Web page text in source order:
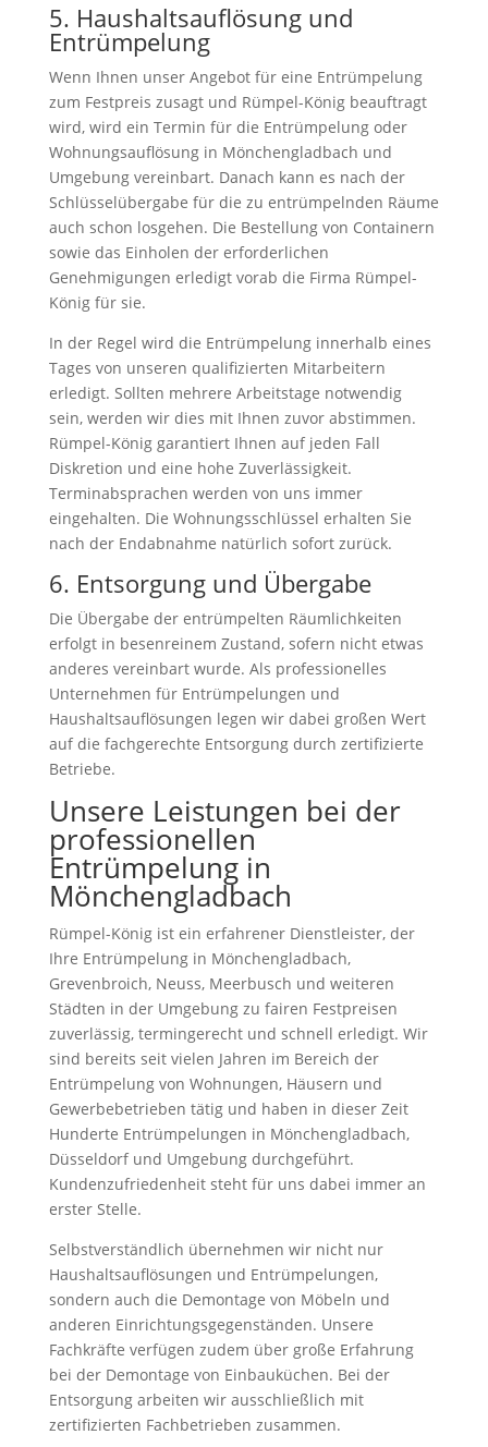
5. Haushaltsauflösung und
Entrümpelung
Wenn Ihnen unser Angebot für eine Entrümpelung
zum Festpreis zusagt und Rümpel-König beauftragt
wird, wird ein Termin für die Entrümpelung oder
Wohnungsauflösung in Mönchengladbach und
Umgebung vereinbart. Danach kann es nach der
Schlüsselübergabe für die zu entrümpelnden Räume
auch schon losgehen. Die Bestellung von Containern
sowie das Einholen der erforderlichen
Genehmigungen erledigt vorab die Firma Rümpel-
König für sie.
In der Regel wird die Entrümpelung innerhalb eines
Tages von unseren qualifizierten Mitarbeitern
erledigt. Sollten mehrere Arbeitstage notwendig
sein, werden wir dies mit Ihnen zuvor abstimmen.
Rümpel-König garantiert Ihnen auf jeden Fall
Diskretion und eine hohe Zuverlässigkeit.
Terminabsprachen werden von uns immer
eingehalten. Die Wohnungsschlüssel erhalten Sie
nach der Endabnahme natürlich sofort zurück.
6. Entsorgung und Übergabe
Die Übergabe der entrümpelten Räumlichkeiten
erfolgt in besenreinem Zustand, sofern nicht etwas
anderes vereinbart wurde. Als professionelles
Unternehmen für Entrümpelungen und
Haushaltsauflösungen legen wir dabei großen Wert
auf die fachgerechte Entsorgung durch zertifizierte
Betriebe.
Unsere Leistungen bei der
professionellen
Entrümpelung in
Mönchengladbach
Rümpel-König ist ein erfahrener Dienstleister, der
Ihre Entrümpelung in Mönchengladbach,
Grevenbroich, Neuss, Meerbusch und weiteren
Städten in der Umgebung zu fairen Festpreisen
zuverlässig, termingerecht und schnell erledigt. Wir
sind bereits seit vielen Jahren im Bereich der
Entrümpelung von Wohnungen, Häusern und
Gewerbebetrieben tätig und haben in dieser Zeit
Hunderte Entrümpelungen in Mönchengladbach,
Düsseldorf und Umgebung durchgeführt.
Kundenzufriedenheit steht für uns dabei immer an
erster Stelle.
Selbstverständlich übernehmen wir nicht nur
Haushaltsauflösungen und Entrümpelungen,
sondern auch die Demontage von Möbeln und
anderen Einrichtungsgegenständen. Unsere
Fachkräfte verfügen zudem über große Erfahrung
bei der Demontage von Einbauküchen. Bei der
Entsorgung arbeiten wir ausschließlich mit
zertifizierten Fachbetrieben zusammen.